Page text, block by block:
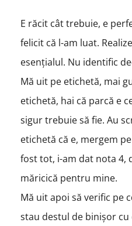
E răcit cât trebuie, e
felicit că l-am luat.
esențialul. Nu identific
Mă uit pe etichetă, mai
etichetă, hai că parcă e
sigur trebuie să fie. Au
etichetă că e, mergem
fost tot, i-am dat nota 4,
măricică pentru mine.
Mă uit apoi să verific pe
stau destul de binișor cu